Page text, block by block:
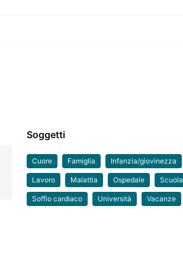
Soggetti
Cuore Famiglia Infanzia/giovinezza
Lavoro Malattia Ospedale Scuola
Soffio cardiaco Università Vacanze